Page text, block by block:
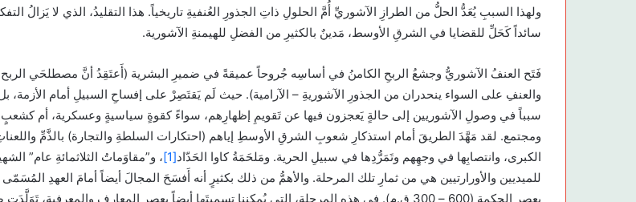
ولهذا السببِ يُعَدُّ الحلُّ من الطرازِ الآشوريِّ أُمَّ الحلولِ ذاتِ الجذورِ العُنفيةِ تاريخياً. هذا التقليدُ، الذي لا يَزالُ
سائداً كَحَلِّ للقضايا في الشرقِ الأوسط، مَدينٌ بالكثيرِ من الفضلِ للهيمنةِ الآشورية.
فَتَح العنفُ الآشوريُّ وجشعُ الربحِ الكامنُ في أساسِه جُروحاً عميقةً في ضميرِ البشرية (أَعتَقِدُ أنَّ مصطلحَي الربح
والعنفِ على السواء ينحدران من الجذورِ الآشوريةِ – الآرامية). حيث لَم يَقتَصِرْ على إفساحِ السبيلِ أمام الأزمة،
سبباً في وصولِ الآشوريين إلى حالةٍ يَعجزون فيها عن تَقويمِ إظهارِهم، سواءً كقوةٍ سياسيةٍ وعسكرية، أم كشعبٍ
ومجتمع. لقد مَهَّدَ الطريقَ أمام استذكارِ شعوبِ الشرقِ الأوسطِ إياهم (احتكارات السلطةِ والتجارة) بالذَّمِّ
الكبرى، وانتصابِها في وجهِهم وتَمَرُّدِها في سبيلِ الحرية. ومَلحَمَةُ كاوا الحَدّاد[1]
، و”مقاوَماتُ الثلاثمائةِ عام”
للميديين والأورارتيين هي من ثمارِ تلك المرحلة. والأهمُّ من ذلك بكثيرٍ أنه أَفسَحَ المجالَ أيضاً أمامَ العهدِ المُسَمّى
بعصرِ الحكمة (600 – 300 ق.م). في هذه المرحلةِ، التي يُمكِننا تسميتَها أيضاً بعصرِ المعارِف والمعرفية،